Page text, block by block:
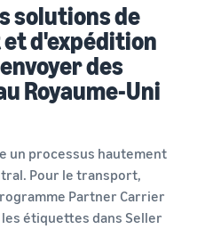
solutions de
d'expédition
des
Royaume-Uni
un processus hautement
Pour le transport,
Partner Carrier
étiquettes dans Seller